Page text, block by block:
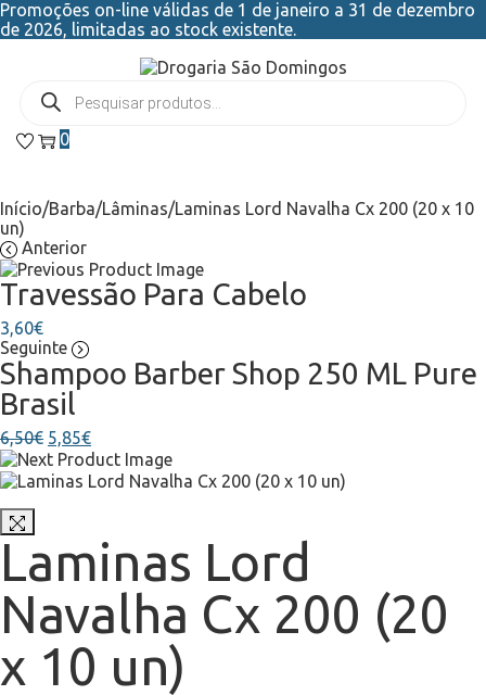
Promoções on-line válidas de 1 de janeiro a 31 de dezembro
de 2026, limitadas ao stock existente.
0
Início/Barba/Lâminas/Laminas Lord Navalha Cx 200 (20 x 10
un)
Anterior
Travessão Para Cabelo
3,60€
Seguinte
Shampoo Barber Shop 250 ML Pure
Brasil
6,50€ 5,85€
Laminas Lord
Navalha Cx 200 (20
x 10 un)